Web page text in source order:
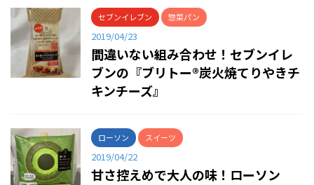
セブンイレブン 惣菜パン
2019/04/23
間違いない組み合わせ！セブンイレ
ブンの『ブリトー®炭火焼てりやきチ
キンチーズ』
ローソン スイーツ
2019/04/22
甘さ控えめで大人の味！ローソン